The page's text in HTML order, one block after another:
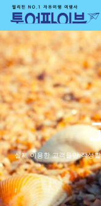
실제 이용한 고객들만 작성